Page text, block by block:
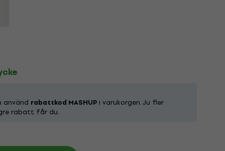
använd rabattkod MASHUP i varukorgen. Ju fler
rabatt får du.